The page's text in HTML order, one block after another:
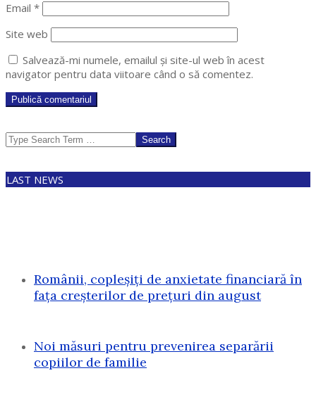
Email *
Site web
Salvează-mi numele, emailul și site-ul web în acest
navigator pentru data viitoare când o să comentez.
Search
LAST NEWS
Românii, copleșiți de anxietate financiară în
fața creșterilor de prețuri din august
Noi măsuri pentru prevenirea separării
copiilor de familie